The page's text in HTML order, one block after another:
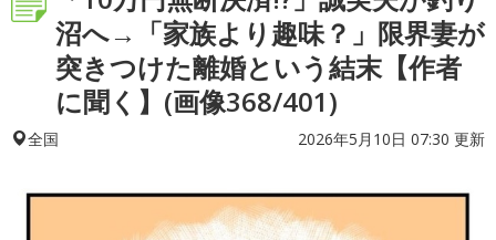
沼へ→「家族より趣味？」限界妻が
突きつけた離婚という結末【作者
に聞く】(画像368/401)
全国 2026年5月10日 07:30 更新